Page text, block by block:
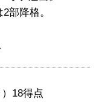
部降格。
18得点